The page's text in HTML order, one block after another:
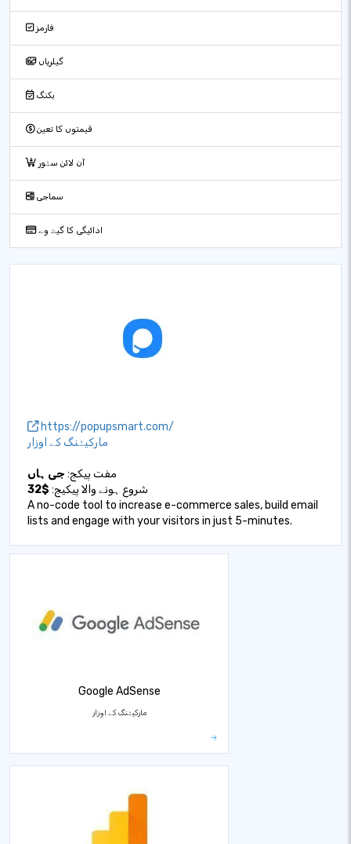
فارمز
گیلریاں
بکنگ
قیمتوں کا تعین
آن لائن سٹور
سماجی
ادائیگی کا گیٹ وے
https://popupsmart.com/
مارکیٹنگ کے اوزار
مفت پیکج: جی ہاں
شروع ہونے والا پیکیج: $32
A no-code tool to increase e-commerce sales, build email
lists and engage with your visitors in just 5-minutes.
Google AdSense
مارکیٹنگ کے اوزار